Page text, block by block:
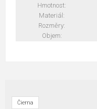
Hmotnost:
Materiál:
Rozměry:
Objem:
Čierna